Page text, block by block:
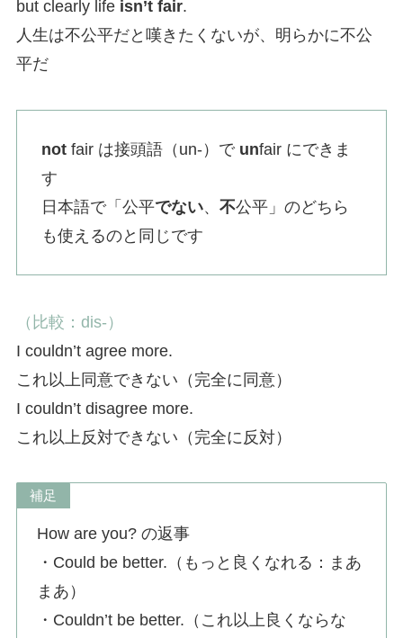
but clearly life isn’t fair.
人生は不公平だと嘆きたくないが、明らかに不公
平だ
notfair は接頭語（un-）で unfair にできま
す
日本語で「公平でない、 不公平」のどちら
も使えるのと同じです
（比較：dis-）
I couldn’t agree more.
これ以上同意できない（完全に同意）
I couldn’t disagree more.
これ以上反対できない（完全に反対）
補足
How are you? の返事
・Could be better.（もっと良くなれる：まあ
まあ）
・Couldn’t be better.（これ以上良くならな